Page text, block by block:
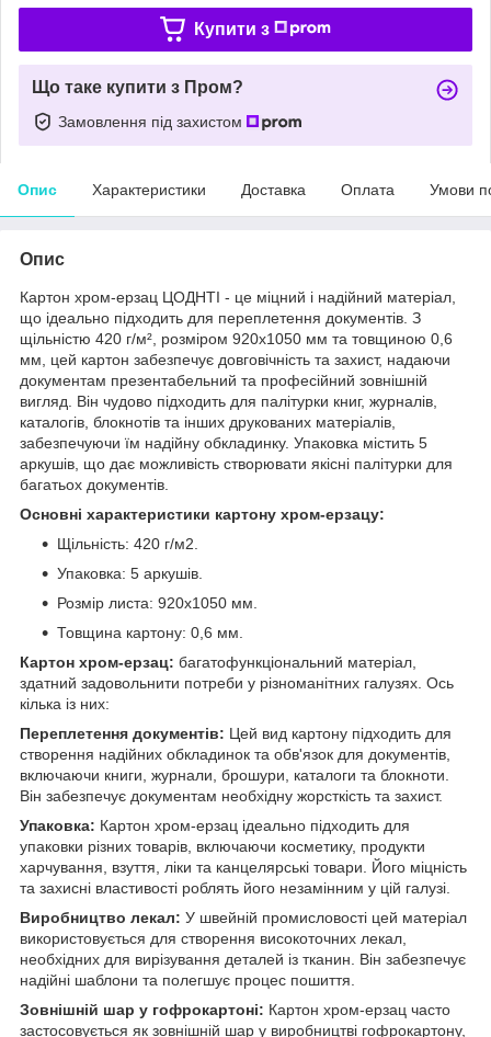
Купити з
Що таке купити з Пром?
Замовлення під захистом
Опис Характеристики Доставка Оплата Умови
Опис
Картон хром-ерзац ЦОДНТІ - це міцний і надійний матеріал,
що ідеально підходить для переплетення документів. З
щільністю 420 г/м², розміром 920x1050 мм та товщиною 0,6
мм, цей картон забезпечує довговічність та захист, надаючи
документам презентабельний та професійний зовнішній
вигляд. Він чудово підходить для палітурки книг, журналів,
каталогів, блокнотів та інших друкованих матеріалів,
забезпечуючи їм надійну обкладинку. Упаковка містить 5
аркушів, що дає можливість створювати якісні палітурки для
багатьох документів.
Основні характеристики картону хром-ерзацу:
Щільність: 420 г/м2.
Упаковка: 5 аркушів.
Розмір листа: 920x1050 мм.
Товщина картону: 0,6 мм.
Картон хром-ерзац: багатофункціональний матеріал,
здатний задовольнити потреби у різноманітних галузях. Ось
кілька із них:
Переплетення документів: Цей вид картону підходить для
створення надійних обкладинок та обв'язок для документів,
включаючи книги, журнали, брошури, каталоги та блокноти.
Він забезпечує документам необхідну жорсткість та захист.
Упаковка: Картон хром-ерзац ідеально підходить для
упаковки різних товарів, включаючи косметику, продукти
харчування, взуття, ліки та канцелярські товари. Його міцність
та захисні властивості роблять його незамінним у цій галузі.
Виробництво лекал: У швейній промисловості цей матеріал
використовується для створення високоточних лекал,
необхідних для вирізування деталей із тканин. Він забезпечує
надійні шаблони та полегшує процес пошиття.
Зовнішній шар у гофрокартоні: Картон хром-ерзац часто
застосовується як зовнішній шар у виробництві гофрокартону,